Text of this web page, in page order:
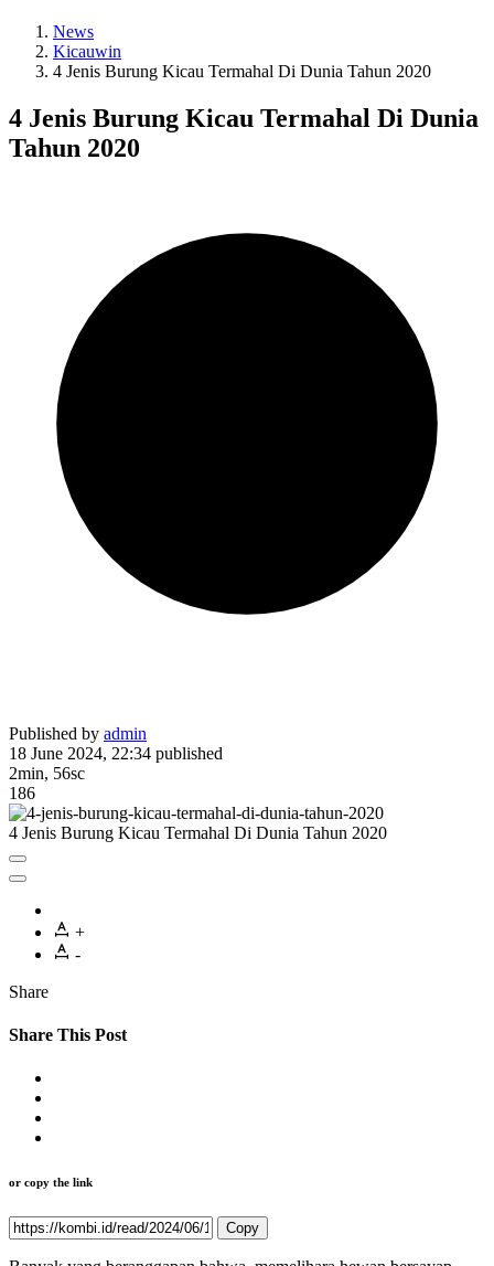
News
Kicauwin
4 Jenis Burung Kicau Termahal Di Dunia Tahun 2020
4 Jenis Burung Kicau Termahal Di Dunia
Tahun 2020
Published by admin
18 June 2024, 22:34 published
2min, 56sc
186
4 Jenis Burung Kicau Termahal Di Dunia Tahun 2020
+
-
Share
Share This Post
or copy the link
Copy